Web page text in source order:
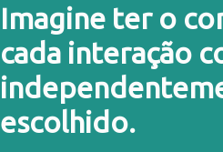
Imagine ter o
cada interação
escolhido.